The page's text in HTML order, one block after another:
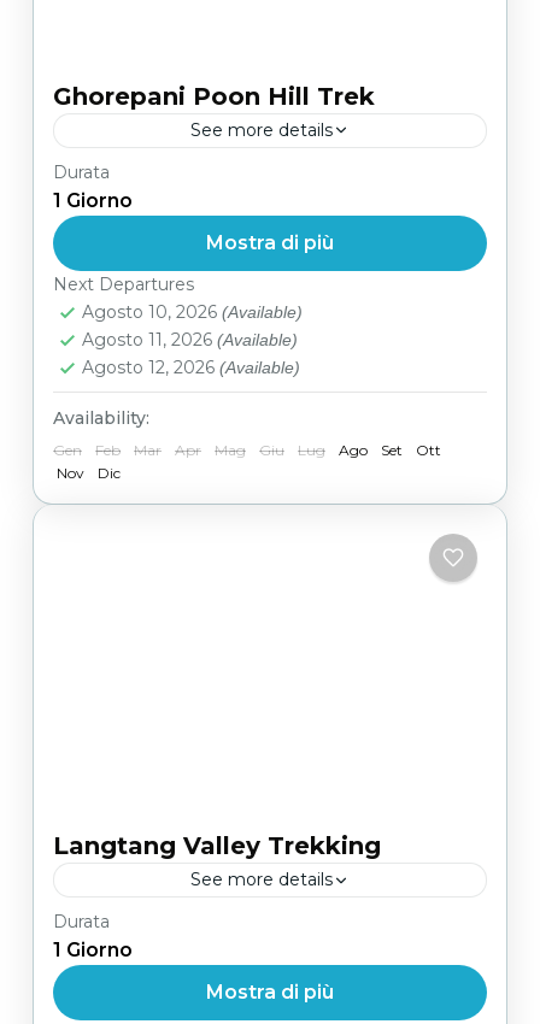
Ghorepani Poon Hill Trek
See more details
Facile
Durata
1 Giorno
Mostra di più
Next Departures
Agosto 10, 2026 (Available)
Agosto 11, 2026 (Available)
Agosto 12, 2026 (Available)
Availability:
Gen Feb Mar Apr Mag Giu Lug Ago Set
Ott
Nov
Dic
Langtang Valley Trekking
See more details
Facile
Durata
1 Giorno
Mostra di più